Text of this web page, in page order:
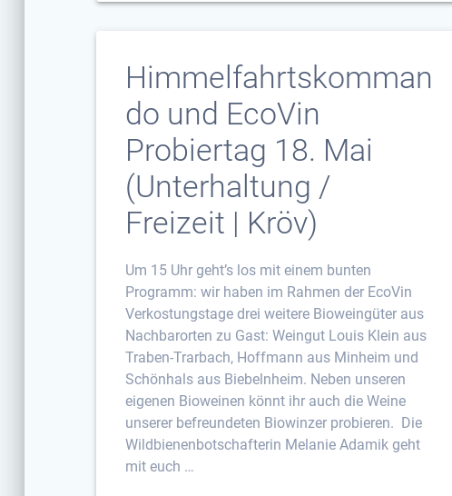
Himmelfahrtskomman
do und EcoVin
Probiertag 18. Mai
(Unterhaltung /
Freizeit | Kröv)
Um 15 Uhr geht’s los mit einem bunten
Programm: wir haben im Rahmen der EcoVin
Verkostungstage drei weitere Bioweingüter aus
Nachbarorten zu Gast: Weingut Louis Klein aus
Traben-Trarbach, Hoffmann aus Minheim und
Schönhals aus Biebelnheim. Neben unseren
eigenen Bioweinen könnt ihr auch die Weine
unserer befreundeten Biowinzer probieren. Die
Wildbienenbotschafterin Melanie Adamik geht
mit euch …